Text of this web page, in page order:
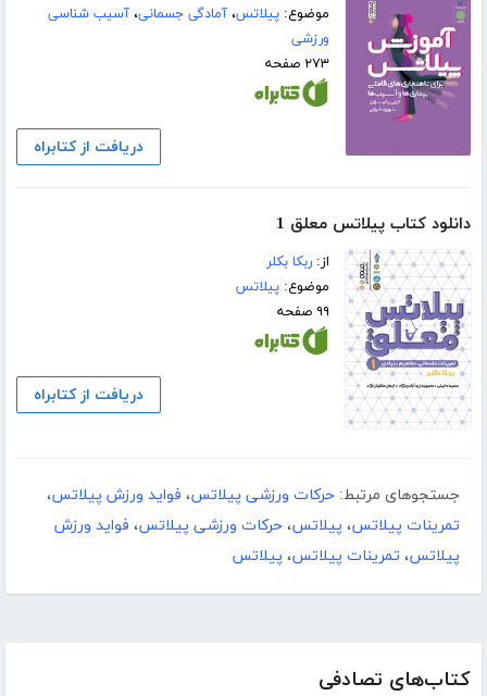
کتاب‌های تصادفی
موضوع:پیلاتس،آمادگی جسمانی،آسیب شناسی
ورزشی
۲۷۳ صفحه
دریافت از کتابراه
دانلود کتاب پیلاتس معلق 1
از:ربکا بکلر
موضوع:پیلاتس
۹۹ صفحه
دریافت از کتابراه
جستجوهای مرتبط: حرکات ورزشی پیلاتس، فواید ورزش پیلاتس،
تمرینات پیلاتس، پیلاتس، حرکات ورزشی پیلاتس، فواید ورزش
پیلاتس، تمرینات پیلاتس، پیلاتس